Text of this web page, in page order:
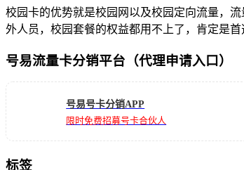
校园卡的优势就是校园网以及校园定向流量，
外人员，校园套餐的权益都用不上了，肯定是首
号易流量卡分销平台（代理申请入口）
号易号卡分销APP
限时免费招募号卡合伙人
标签